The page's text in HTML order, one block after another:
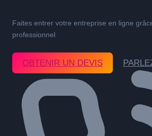
Faites entrer votre entreprise en ligne
professionnel
OBTENIR UN DEVIS